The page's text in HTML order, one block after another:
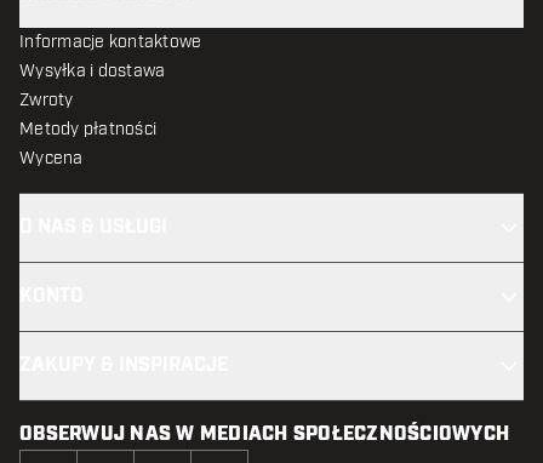
Informacje kontaktowe
Wysyłka i dostawa
Zwroty
Metody płatności
Wycena
OBSERWUJ NAS W MEDIACH SPOŁECZNOŚCIOWYCH